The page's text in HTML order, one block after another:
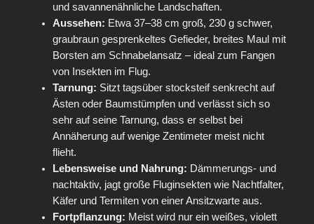
und savannenähnliche Landschaften.
Aussehen: Etwa 37–38 cm groß, 230 g schwer,
graubraun gesprenkeltes Gefieder, breites Maul mit
Borsten am Schnabelansatz – ideal zum Fangen
von Insekten im Flug.
Tarnung: Sitzt tagsüber stocksteif senkrecht auf
Ästen oder Baumstümpfen und verlässt sich so
sehr auf seine Tarnung, dass er selbst bei
Annäherung auf wenige Zentimeter meist nicht
flieht.
Lebensweise und Nahrung: Dämmerungs- und
nachtaktiv, jagt große Fluginsekten wie Nachtfalter,
Käfer und Termiten von einer Ansitzwarte aus.
Fortpflanzung: Meist wird nur ein weißes, violett